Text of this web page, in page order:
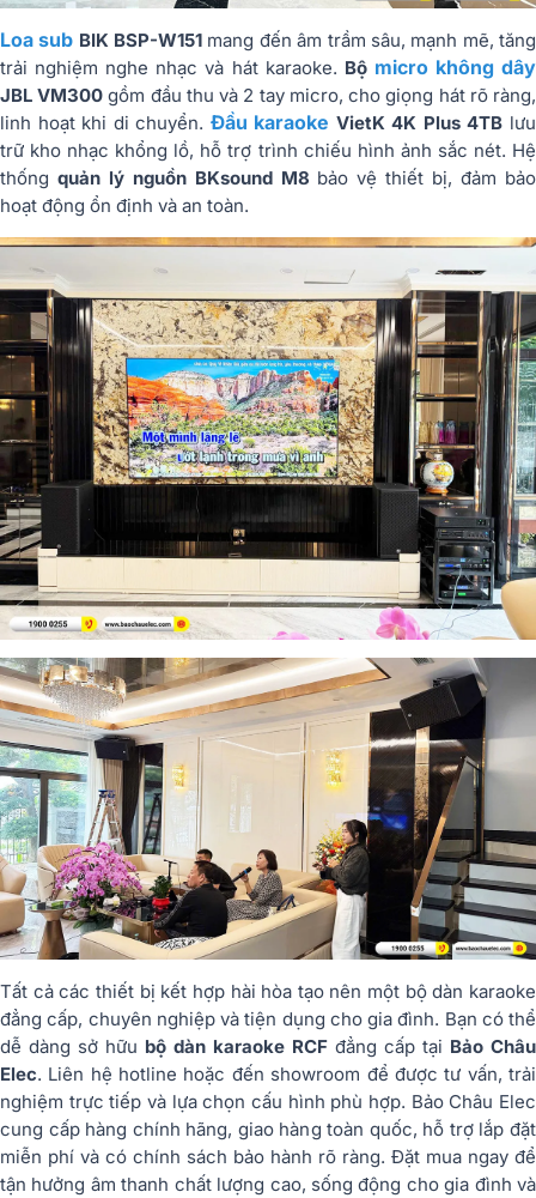
Loa sub BIK BSP-W151 mang đến âm trầm sâu, mạnh mẽ, tăng
trải nghiệm nghe nhạc và hát karaoke. Bộ micro không dây
JBL VM300 gồm đầu thu và 2 tay micro, cho giọng hát rõ ràng,
linh hoạt khi di chuyển. Đầu karaoke VietK 4K Plus 4TB lưu
trữ kho nhạc khổng lồ, hỗ trợ trình chiếu hình ảnh sắc nét. Hệ
thống quản lý nguồn BKsound M8 bảo vệ thiết bị, đảm bảo
hoạt động ổn định và an toàn.
Tất cả các thiết bị kết hợp hài hòa tạo nên một bộ dàn karaoke
đẳng cấp, chuyên nghiệp và tiện dụng cho gia đình. Bạn có thể
dễ dàng sở hữu bộ dàn karaoke RCF đẳng cấp tại Bảo Châu
Elec. Liên hệ hotline hoặc đến showroom để được tư vấn, trải
nghiệm trực tiếp và lựa chọn cấu hình phù hợp. Bảo Châu Elec
cung cấp hàng chính hãng, giao hàng toàn quốc, hỗ trợ lắp đặt
miễn phí và có chính sách bảo hành rõ ràng. Đặt mua ngay để
tận hưởng âm thanh chất lượng cao, sống động cho gia đình và